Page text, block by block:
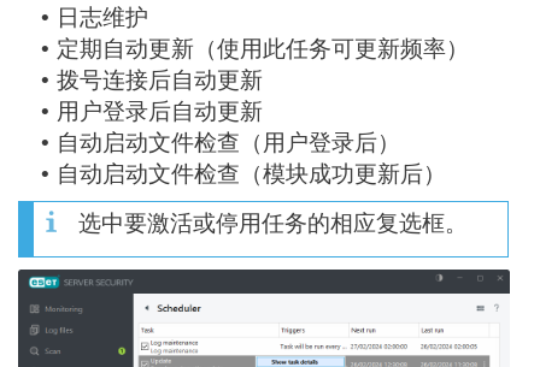
• 日志维护
• 定期自动更新（使用此任务可更新频率）
• 拨号连接后自动更新
• 用户登录后自动更新
• 自动启动文件检查（用户登录后）
• 自动启动文件检查（模块成功更新后）
选中要激活或停用任务的相应复选框。